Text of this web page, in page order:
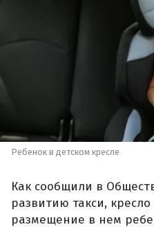
Ребенок в детском кресле
Как сообщили в
развитию такси,
размещение в нем